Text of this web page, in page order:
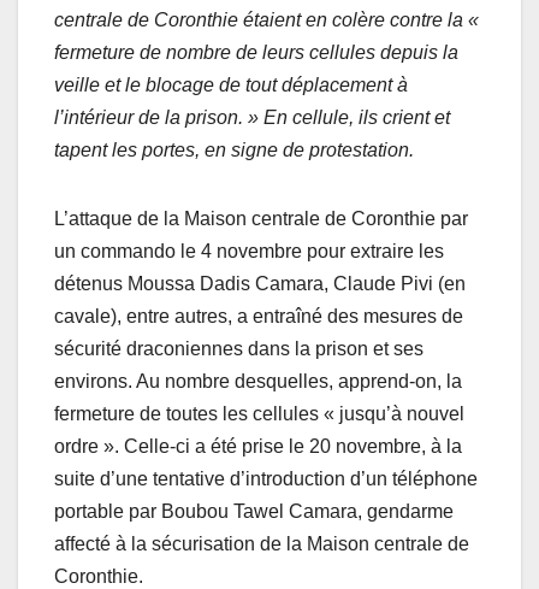
centrale de Coronthie étaient en colère contre la «
fermeture de nombre de leurs cellules depuis la
veille et le blocage de tout déplacement à
l’intérieur de la prison. » En cellule, ils crient et
tapent les portes, en signe de protestation.
L’attaque de la Maison centrale de Coronthie par
un commando le 4 novembre pour extraire les
détenus Moussa Dadis Camara, Claude Pivi (en
cavale), entre autres, a entraîné des mesures de
sécurité draconiennes dans la prison et ses
environs. Au nombre desquelles, apprend-on, la
fermeture de toutes les cellules « jusqu’à nouvel
ordre ». Celle-ci a été prise le 20 novembre, à la
suite d’une tentative d’introduction d’un téléphone
portable par Boubou Tawel Camara, gendarme
affecté à la sécurisation de la Maison centrale de
Coronthie.